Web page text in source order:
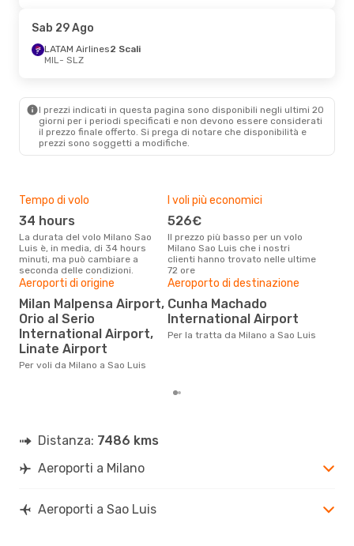
LATAM Airlines
MIL- SLZ
LATAM Airlines1 Scalo
SLZ
- MIL
Dom 23 Ago- Lun 31 Ago
ITA Airways2 Scali
MIL - SLZ
LATAM Airlines2 Scali
SLZ- MIL
Sab 29 Ago
LATAM Airlines2 Scali
MIL- SLZ
I prezzi indicati in questa pagina sono disponibili negli ultimi 20
giorni per i periodi specificati e non devono essere considerati
il ​​prezzo finale offerto. Si prega di notare che disponibilità e
prezzi sono soggetti a modifiche.
Tempo di volo
34 hours
La durata del volo Milano Sao
Luis è, in media, di 34 hours
minuti, ma può cambiare a
seconda delle condizioni.
I voli più economici
526€
Il prezzo più basso per un volo
Milano Sao Luis che i nostri
clienti hanno trovato nelle ultime
72 ore
Aeroporti di origine
Milan Malpensa Airport,
Orio al Serio
International Airport,
Linate Airport
Per voli da Milano a Sao Luis
Aeroporto di destinazione
Cunha Machado
International Airport
Per la tratta da Milano a Sao Luis
Distanza: 7486 kms
Aeroporti a Milano
Aeroporti a Sao Luis